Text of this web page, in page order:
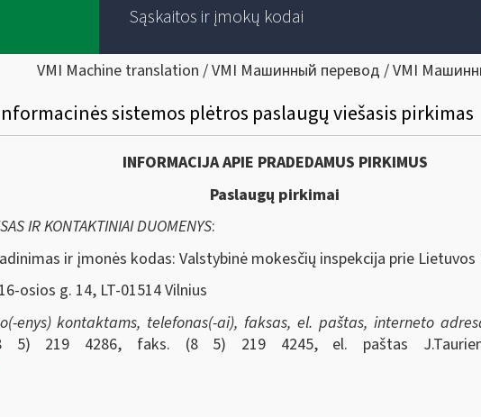
Sąskaitos ir įmokų kodai
VMI Machine translation / VMI Машинный перевод / VMI
sistemos plėtros paslaugų viešasis pirkimas
INFORMACIJA APIE PRADEDAMUS PIRKIMUS
Paslaugų pirkimai
IR KONTAKTINIAI DUOMENYS:
ir įmonės kodas: Valstybinė mokesčių inspekcija prie
osios g. 14, LT-01514 Vilnius
enys) kontaktams, telefonas(-ai), faksas, el. paštas, interneto
5) 219 4286, faks. (8 5) 219 4245, el. paštas